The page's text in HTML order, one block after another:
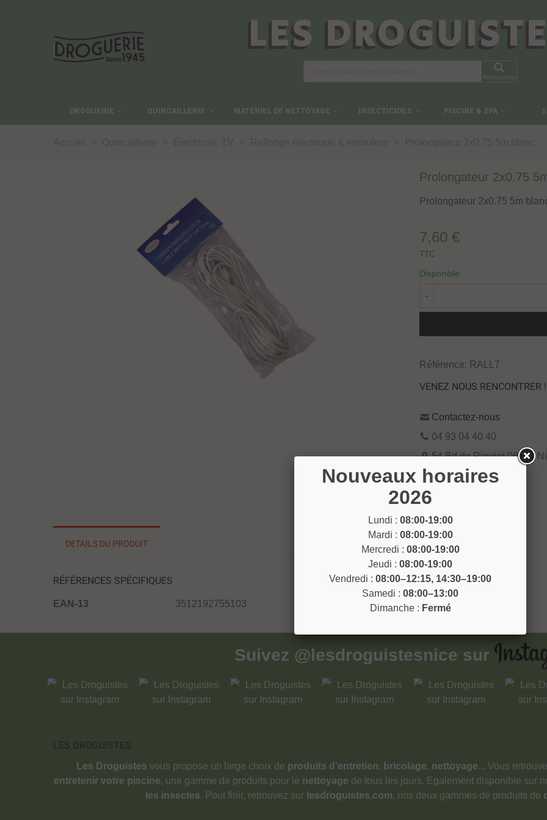
LES
Rechercher
DROGUERIE QUINCAILLERIE MATÉRIEL DE NETTOYAGE INSECTICIDES PISCINE & SPA
Prolongateur 2x0.75
Prolongateur 2x0.75 5m
7,60 €
TTC
Disponible
-
Référence: RALL7
VENEZ NOUS RENCONTRER !
Contactez-nous
04 93 04 40 40
54 Bd de Riquier 06300
Voir sur la carte
DETAILS DU PRODUIT
RÉFÉRENCES SPÉCIFIQUES
EAN-13 3512192755103
Suivez @lesdroguistesnice sur
LES DROGUISTES
Les Droguistes vous propose un large choix de produits d'entretien, bricolage, nettoyage... Vous
entretenir votre piscine, une gamme de produits pour le nettoyage de tous les jours. Egalement disponible sur
les insectes. Pout finir, retrouvez sur lesdroguistes.com, nos deux gammes de produits de
Nouveaux horaires
2026
Lundi : 08:00-19:00
Mardi : 08:00-19:00
Mercredi : 08:00-19:00
Jeudi : 08:00-19:00
Vendredi : 08:00–12:15, 14:30–19:00
Samedi : 08:00–13:00
Dimanche : Fermé